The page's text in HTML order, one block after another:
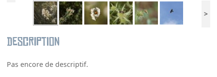
>
Description
Pas encore de descriptif.